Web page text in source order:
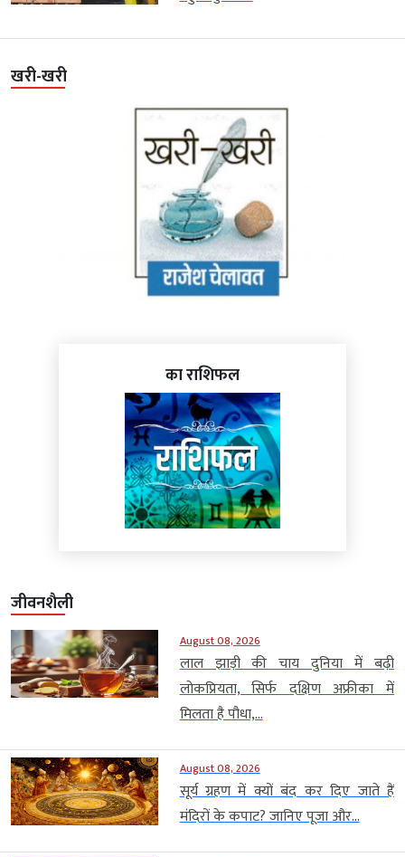
खरी-खरी
का राशिफल
जीवनशैली
August 08, 2026
लाल झाड़ी की चाय दुनिया में बढ़ी
लोकप्रियता, सिर्फ दक्षिण अफ्रीका में
मिलता है पौधा,...
August 08, 2026
सूर्य ग्रहण में क्यों बंद कर दिए जाते हैं
मंदिरों के कपाट? जानिए पूजा और...